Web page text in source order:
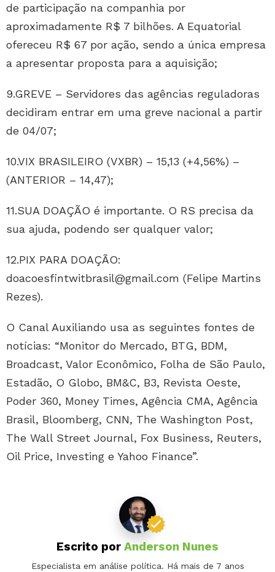
de participação na companhia por
aproximadamente R$ 7 bilhões. A Equatorial
ofereceu R$ 67 por ação, sendo a única empresa
a apresentar proposta para a aquisição;
9.GREVE – Servidores das agências reguladoras
decidiram entrar em uma greve nacional a partir
de 04/07;
10.VIX BRASILEIRO (VXBR) – 15,13 (+4,56%) –
(ANTERIOR – 14,47);
11.SUA DOAÇÃO é importante. O RS precisa da
sua ajuda, podendo ser qualquer valor;
12.PIX PARA DOAÇÃO:
doacoesfintwitbrasil@gmail.com (Felipe Martins
Rezes).
O Canal Auxiliando usa as seguintes fontes de
notícias: “Monitor do Mercado, BTG, BDM,
Broadcast, Valor Econômico, Folha de São Paulo,
Estadão, O Globo, BM&C, B3, Revista Oeste,
Poder 360, Money Times, Agência CMA, Agência
Brasil, Bloomberg, CNN, The Washington Post,
The Wall Street Journal, Fox Business, Reuters,
Oil Price, Investing e Yahoo Finance”.
Escrito por Anderson Nunes
Especialista em análise política. Há mais de 7 anos